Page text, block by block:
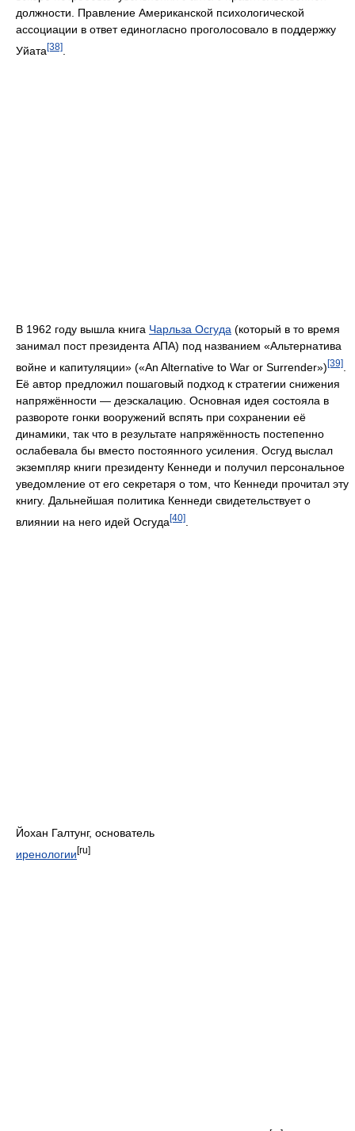
должности. Правление Американской психологической
ассоциации в ответ единогласно проголосовало в поддержку
Уйата [38]
В 1962 году вышла книга Чарльза Осгуда (который в то время
занимал пост президента АПА) под названием «Альтернатива
войне и капитуляции» («An Alternative to War or Surrender») [39]
Её автор предложил пошаговый подход к стратегии снижения
напряжённости — деэскалацию. Основная идея состояла в
развороте гонки вооружений вспять при сохранении её
динамики, так что в результате напряжённость постепенно
ослабевала бы вместо постоянного усиления. Осгуд выслал
экземпляр книги президенту Кеннеди и получил персональное
уведомление от его секретаря о том, что Кеннеди прочитал эту
книгу. Дальнейшая политика Кеннеди свидетельствует о
влиянии на него идей Осгуда[40]
Йохан Галтунг, основатель
иренологии[ru]